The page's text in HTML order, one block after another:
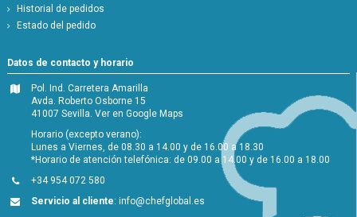
Historial de pedidos
Estado del pedido
Datos de contacto y horario
Pol. Ind. Carretera Amarilla
Avda. Roberto Osborne 15
41007 Sevilla.Ver en Google Maps
Horario (excepto verano):
Lunes a Viernes, de 08.30 a 14.00 y de 16.00 a 18.30
*Horario de atención telefónica: de 09.00 a 14.00 y de 16.00 a 18.00
+34 954 072 580
Servicio al cliente:info@chefglobal.es